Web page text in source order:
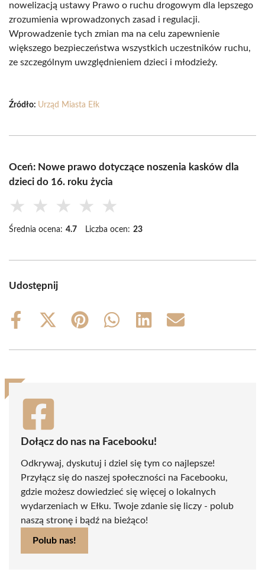
nowelizacją ustawy Prawo o ruchu drogowym dla lepszego
zrozumienia wprowadzonych zasad i regulacji.
Wprowadzenie tych zmian ma na celu zapewnienie
większego bezpieczeństwa wszystkich uczestników ruchu,
ze szczególnym uwzględnieniem dzieci i młodzieży.
Źródło: Urząd Miasta Ełk
Oceń: Nowe prawo dotyczące noszenia kasków dla
dzieci do 16. roku życia
★ ★ ★ ★ ★
Średnia ocena: 4.7 Liczba ocen: 23
Udostępnij
Share
Share
(Twitter)
Share
Share
Share
Share
Dołącz do nas na Facebooku!
Odkrywaj, dyskutuj i dziel się tym co najlepsze!
Przyłącz się do naszej społeczności na Facebooku,
gdzie możesz dowiedzieć się więcej o lokalnych
wydarzeniach w Ełku. Twoje zdanie się liczy - polub
naszą stronę i bądź na bieżąco!
Polub nas!